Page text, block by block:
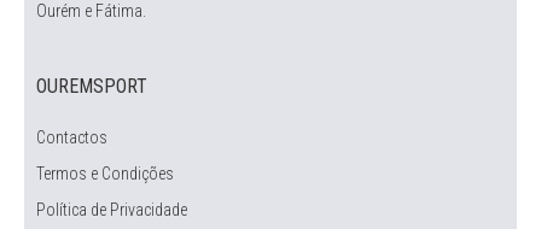
Ourém e Fátima.
OUREMSPORT
Contactos
Termos e Condições
Política de Privacidade